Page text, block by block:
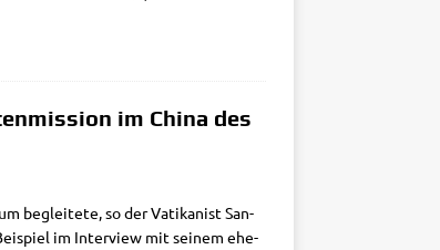
im China des
beglei­te­te, so der Vati­ka­nist San­
im Inter­view mit sei­nem ehe­